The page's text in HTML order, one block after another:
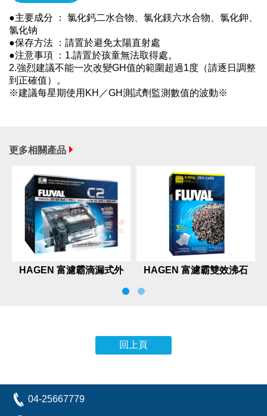
●主要成分 ： 氯化鈣二水合物、氯化鎂六水合物、氯化鉀、
氯化钠
●保存方法 ：請置於避免太陽直射處
●注意事項 ：1.請置於孩童無法取得處。
2.強烈建議不能一次改變GH值的範圍超過1度（請逐日調整
到正確值）。
※建議每星期使用KH／GH測試劑監測數值的波動※
更多相關產品
HAGEN 富濾霸滴漏式外
HAGEN 富濾霸雙效沸石
回上頁
04-25667779